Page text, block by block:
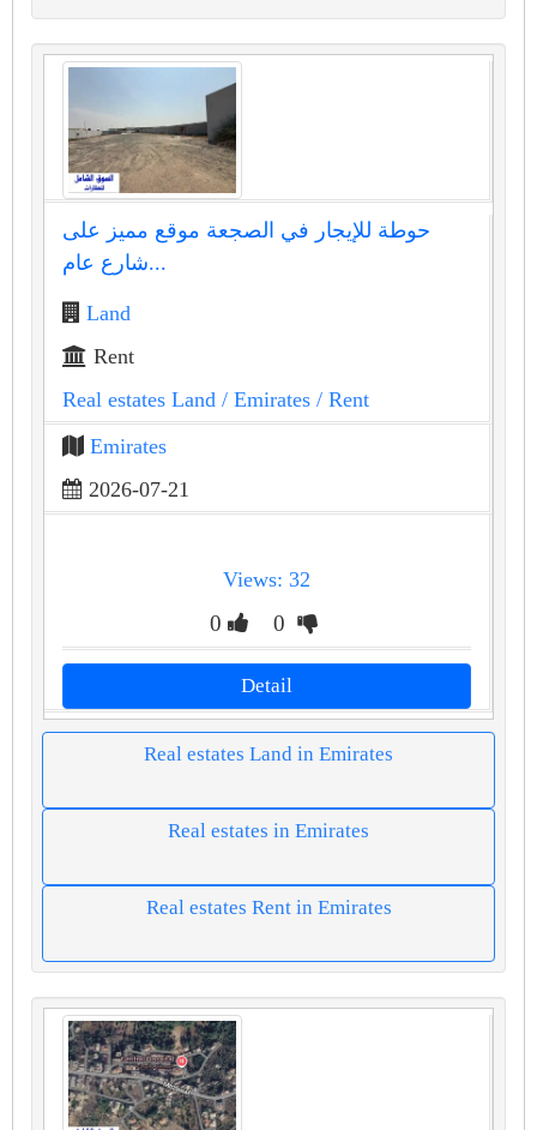
حوطة للإيجار في الصجعة موقع مميز على
شارع عام...
Land
Rent
Real estates Land / Emirates / Rent
Emirates
2026-07-21
Views: 32
0 0
Detail
Real estates Land in Emirates
Real estates in Emirates
Real estates Rent in Emirates